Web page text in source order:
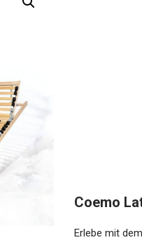
Coemo
Erlebe mit